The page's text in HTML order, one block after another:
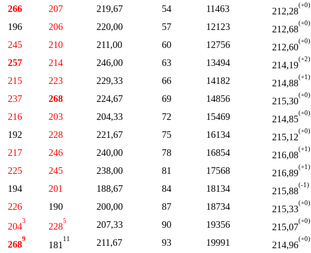
266 207 219,67 54 11463 212,28
(+0)
196 206 220,00 57 12123 212,68
(+0)
245 210 211,00 60 12756 212,60
(+0)
257 214 246,00 63 13494 214,19
(+2)
215 223 229,33 66 14182 214,88
(+1)
237 268 224,67 69 14856 215,30
(+0)
216 203 204,33 72 15469 214,85
(+0)
192 228 221,67 75 16134 215,12
(+0)
217 246 240,00 78 16854 216,08
(+1)
225 245 238,00 81 17568 216,89
(+1)
194 201 188,67 84 18134 215,88
(-1)
226 190 200,00 87 18734 215,33
(+0)
204
3
228
5 207,33 90 19356 215,07
(+0)
268
9
181
11 211,67 93 19991 214,96
(+0)